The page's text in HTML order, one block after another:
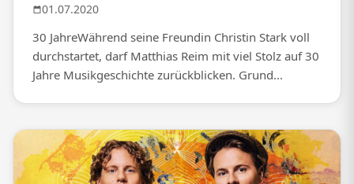
01.07.2020
30 JahreWährend seine Freundin Christin Stark voll
durchstartet, darf Matthias Reim mit viel Stolz auf 30
Jahre Musikgeschichte zurückblicken. Grund...